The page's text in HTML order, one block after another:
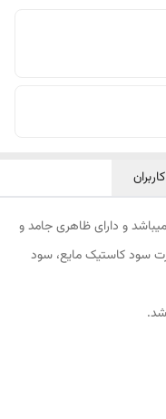
سود پرک یک ترکیب شیمیایی با فرمول NaOHمیباشد و دارای ظاهری جامد و
سود کاستیک مایع، سود